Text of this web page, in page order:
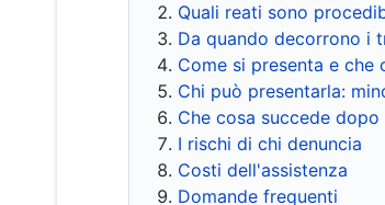
Quali reati sono
Da quando decorrono i
Come si presenta e che
Chi può presentarla:
Che cosa succede dopo
I rischi di chi denuncia
Costi dell'assistenza
Domande frequenti